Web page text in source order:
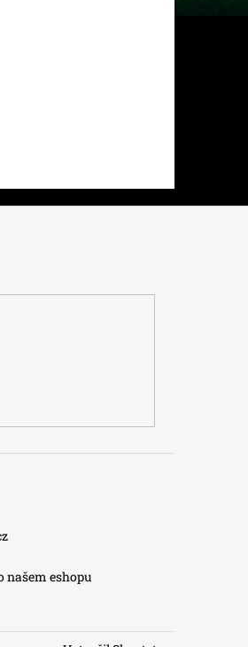
našem eshopu